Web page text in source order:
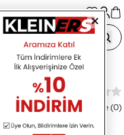
SB.3.10001.4 Erkek Kol Saati
Değerlendirme (0)